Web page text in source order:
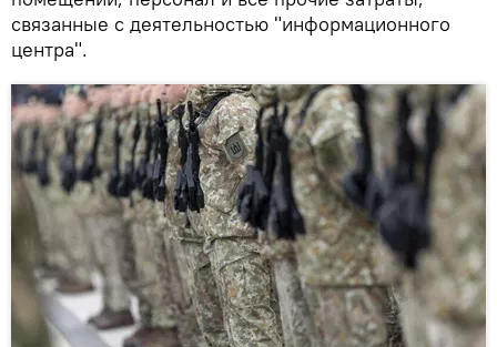
связанные с деятельностью "информационного
центра".